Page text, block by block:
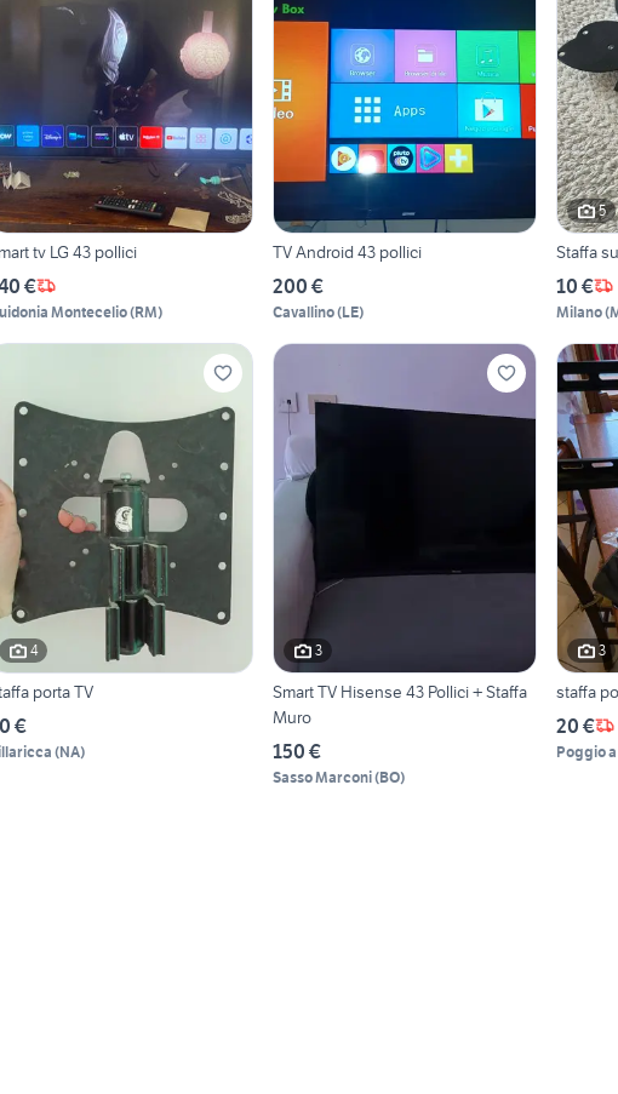
tv LG 43 pollici
€
Montecelio(RM)
TV Android 43 pollici
200 €
Cavallino(LE)
5
Staffa
10 €
Milano(
4
porta TV
€
(NA)
3
Smart TV Hisense 43 Pollici + Staffa
Muro
150 €
Sasso Marconi(BO)
3
staffa
20 €
Poggio